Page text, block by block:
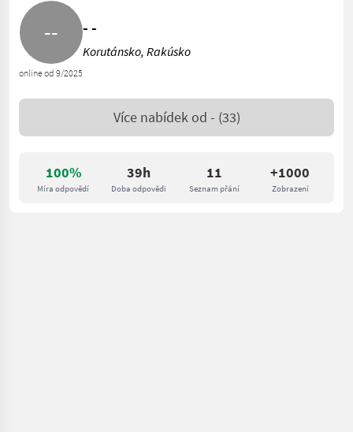
100%
Míra odpovědí
39h
Doba odpovědi
11
Seznam přání
+1000
Zobrazení
online od 9/2025
- -
Korutánsko, Rakúsko
Více nabídek od - (33)